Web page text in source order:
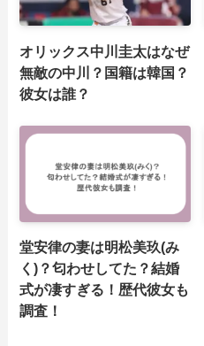
オリックス中川圭太はなぜ
無敵の中川？国籍は韓国？
彼女は誰？
堂安律の妻は明松美玖(み
く)？匂わせしてた？結婚
式が凄すぎる！歴代彼女も
調査！